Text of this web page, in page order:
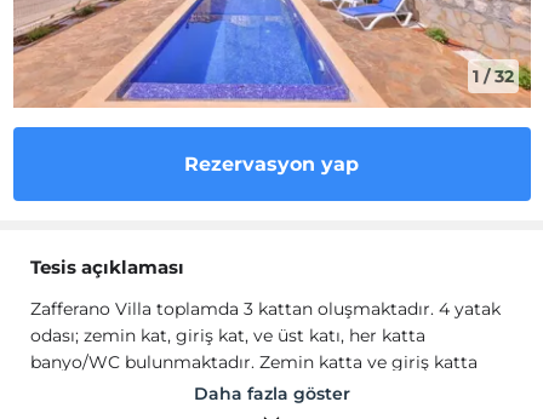
1 /32
Rezervasyon yap
Tesis açıklaması
Zafferano Villa toplamda 3 kattan oluşmaktadır. 4 yatak
odası; zemin kat, giriş kat, ve üst katı, her katta
banyo/WC bulunmaktadır. Zemin katta ve giriş katta
Amerikan mutfak bulunmaktadır. Üst katın balkonunda
Daha fazla göster